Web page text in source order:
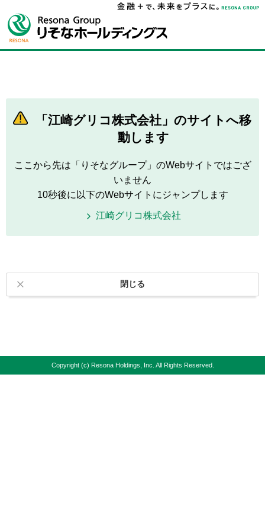
「江崎グリコ株式会社」のサイトへ移
動します
ここから先は「りそなグループ」のWebサイトではござ
いません
10秒後に以下のWebサイトにジャンプします
江崎グリコ株式会社
閉じる
Copyright (c) Resona Holdings, Inc. All Rights Reserved.